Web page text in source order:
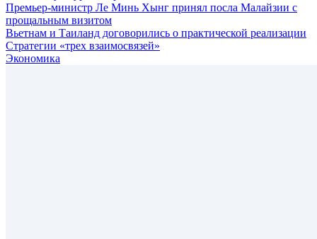
Премьер-министр Ле Минь Хынг принял посла Малайзии с
прощальным визитом
Вьетнам и Таиланд договорились о практической реализации
Стратегии «трех взаимосвязей»
Экономика